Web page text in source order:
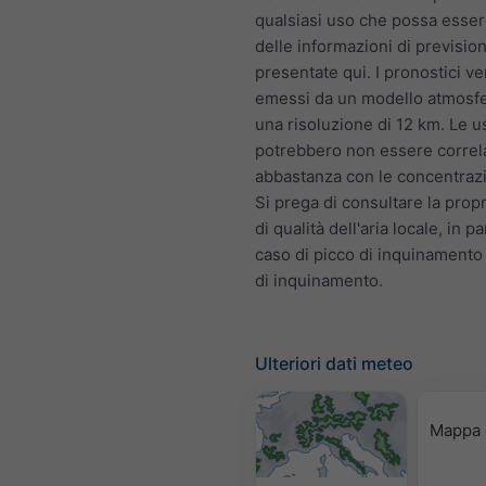
qualsiasi uso che possa
delle informazioni di
presentate qui. I pronostici
emessi da un modello
una risoluzione di 12 km. Le
potrebbero non essere
abbastanza con le
Si prega di consultare la
di qualità dell'aria locale, in
caso di picco di
di inquinamento.
Ulteriori dati meteo